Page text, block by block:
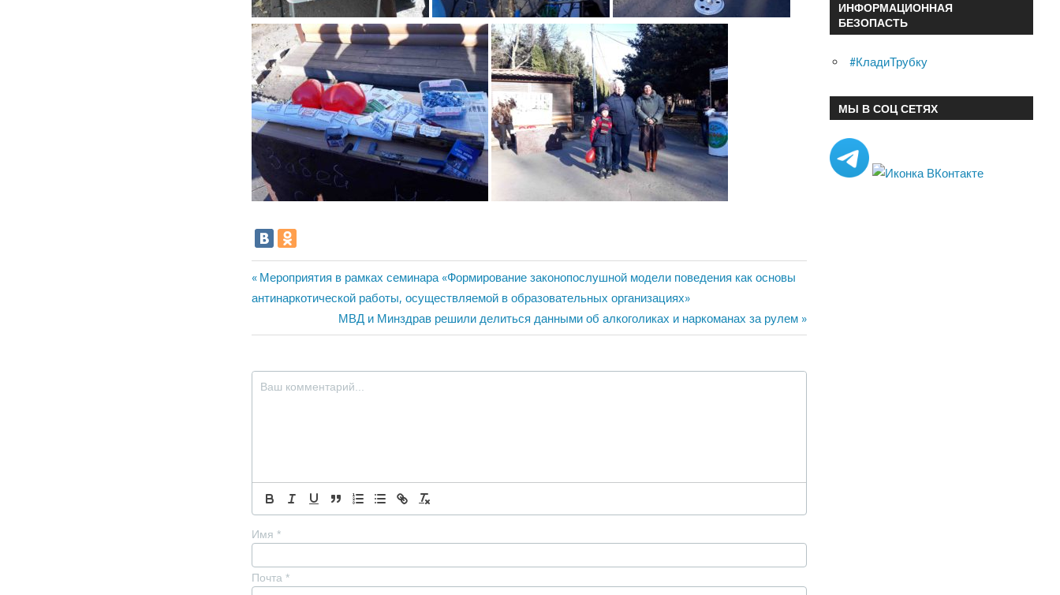
Навигация
записям
Предыдущая
запись:
Мероприятия в рамках семинара «Формирование законопослушной модели поведения как основы
антинаркотической работы, осуществляемой в образовательных организациях»
Следующая
запись:
МВД и Минздрав решили делиться данными об алкоголиках и наркоманах за рулем
Имя *
Почта *
ИНФОРМАЦИОННАЯ
БЕЗОПАСТЬ
#КладиТрубку
МЫ В СОЦ СЕТЯХ